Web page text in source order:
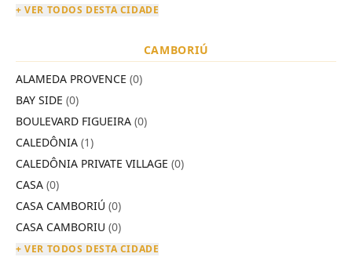
+ VER TODOS DESTA CIDADE
CAMBORIÚ
ALAMEDA PROVENCE (0)
BAY SIDE (0)
BOULEVARD FIGUEIRA (0)
CALEDÔNIA (1)
CALEDÔNIA PRIVATE VILLAGE (0)
CASA (0)
CASA CAMBORIÚ (0)
CASA CAMBORIU (0)
+ VER TODOS DESTA CIDADE